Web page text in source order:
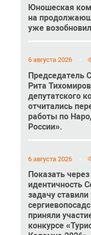
Юношеская
на
уже
6 августа 2026
Председатель
Рита
депутатского
отчитались
работы по
России».
6 августа 2026
Показать
идентичность
задачу
приняли
конкурсе